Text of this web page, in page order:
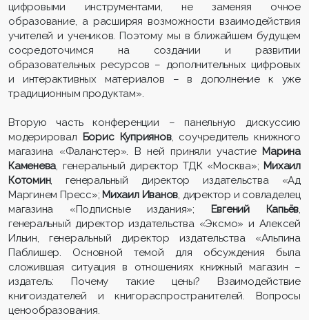
цифровыми инструментами, не заменяя очное
образование, а расширяя возможности взаимодействия
учителей и учеников. Поэтому мы в ближайшем будущем
сосредоточимся на создании и развитии
образовательных ресурсов – дополнительных цифровых
и интерактивных материалов – в дополнение к уже
традиционным продуктам».
Вторую часть конференции – панельную дискуссию
модерировал
Борис Куприянов, соучредитель книжного
магазина «Фаланстер». В ней приняли участие Марина
Каменева, генеральный директор ТДК «Москва»; Михаил
Котомин, генеральный директор издательства «Ад
Маргинем Пресс»; Михаил Иванов, директор и совладелец
магазина «Подписные издания»;
Евгений Капьёв,
генеральный директор издательства «Эксмо» и Алексей
Ильин, генеральный директор издательства «Альпина
Паблишер. Основной темой для обсуждения была
сложившая ситуация в отношениях книжный магазин –
издатель: Почему такие цены? Взаимодействие
книгоиздателей и книгораспространителей. Вопросы
ценообразования.